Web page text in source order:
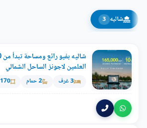
شاليه 3
العلمين لاجونز الساحل الشمالي
3 غرف 2 حمام 170 m²